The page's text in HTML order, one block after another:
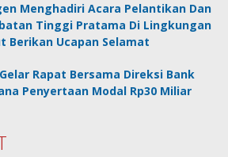
Menghadiri Acara Pelantikan Dan
Tinggi Pratama Di Lingkungan
Berikan Ucapan Selamat
Rapat Bersama Direksi Bank
Penyertaan Modal Rp30 Miliar